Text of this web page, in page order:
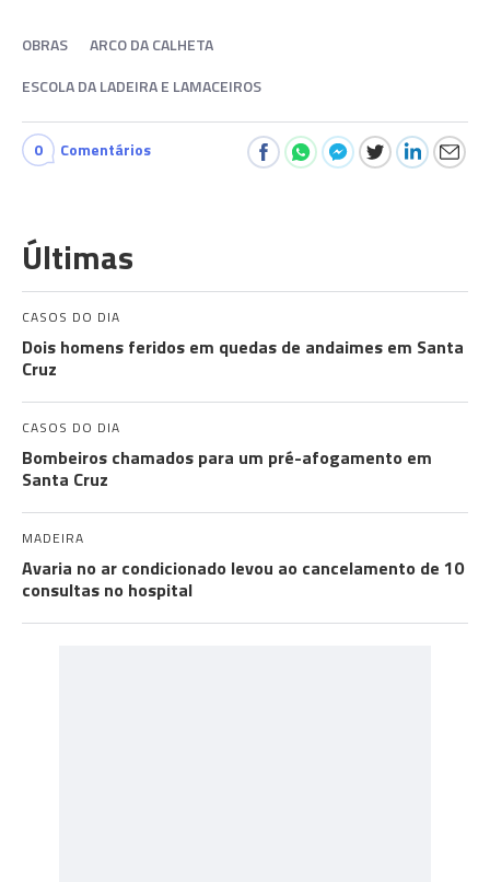
OBRAS
ARCO DA CALHETA
ESCOLA DA LADEIRA E LAMACEIROS
0 Comentários
Últimas
CASOS DO DIA
Dois homens feridos em quedas de andaimes em Santa
Cruz
CASOS DO DIA
Bombeiros chamados para um pré-afogamento em
Santa Cruz
MADEIRA
Avaria no ar condicionado levou ao cancelamento de 10
consultas no hospital